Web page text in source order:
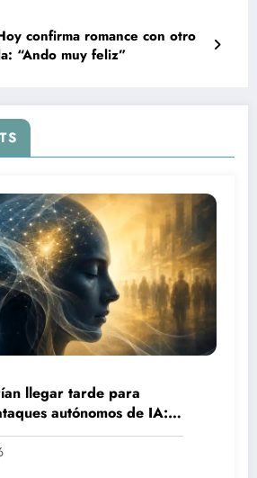
confirma romance con otro
“Ando muy feliz”
llegar tarde para
autónomos de IA: